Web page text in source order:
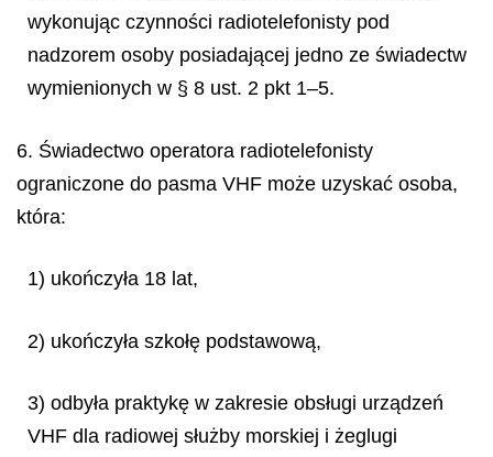
wykonując czynności radiotelefonisty pod
nadzorem osoby posiadającej jedno ze świadectw
wymienionych w § 8 ust. 2 pkt 1–5.
6. Świadectwo operatora radiotelefonisty
ograniczone do pasma VHF może uzyskać osoba,
która:
1) ukończyła 18 lat,
2) ukończyła szkołę podstawową,
3) odbyła praktykę w zakresie obsługi urządzeń
VHF dla radiowej służby morskiej i żeglugi